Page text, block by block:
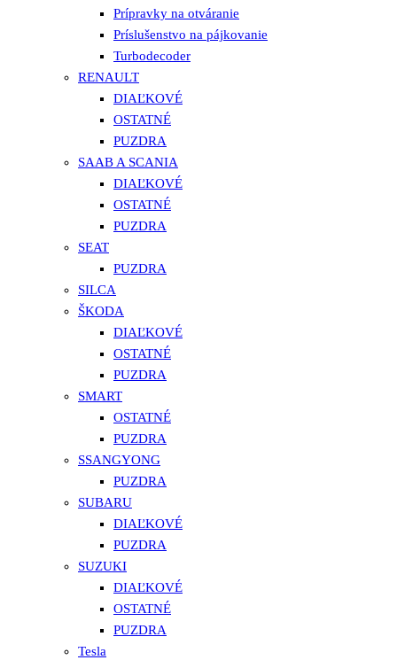
Prípravky na otváranie
Príslušenstvo na pájkovanie
Turbodecoder
RENAULT
DIAĽKOVÉ
OSTATNÉ
PUZDRA
SAAB A SCANIA
DIAĽKOVÉ
OSTATNÉ
PUZDRA
SEAT
PUZDRA
SILCA
ŠKODA
DIAĽKOVÉ
OSTATNÉ
PUZDRA
SMART
OSTATNÉ
PUZDRA
SSANGYONG
PUZDRA
SUBARU
DIAĽKOVÉ
PUZDRA
SUZUKI
DIAĽKOVÉ
OSTATNÉ
PUZDRA
Tesla